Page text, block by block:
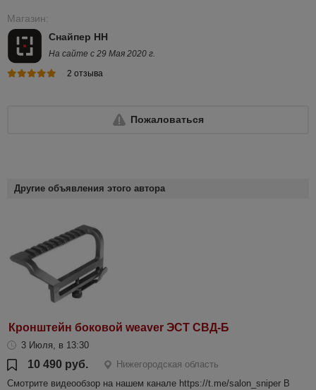
Магазин:
Снайпер НН
На сайте с 29 Мая 2020 г.
2 отзыва
Пожаловаться
Другие объявления этого автора
Кронштейн боковой weaver ЭСТ СВД-Б
3 Июля, в 13:30
10 490 руб.
Нижегородская область
Смотрите видеообзор на нашем канале https://t.me/salon_sniper В